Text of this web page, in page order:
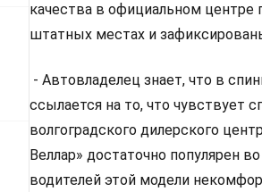
качества в официальном центре
штатных местах и
- Автовладелец знает, что в
ссылается на то, что чувствует
волгоградского дилерского
Веллар» достаточно популярен
водителей этой модели